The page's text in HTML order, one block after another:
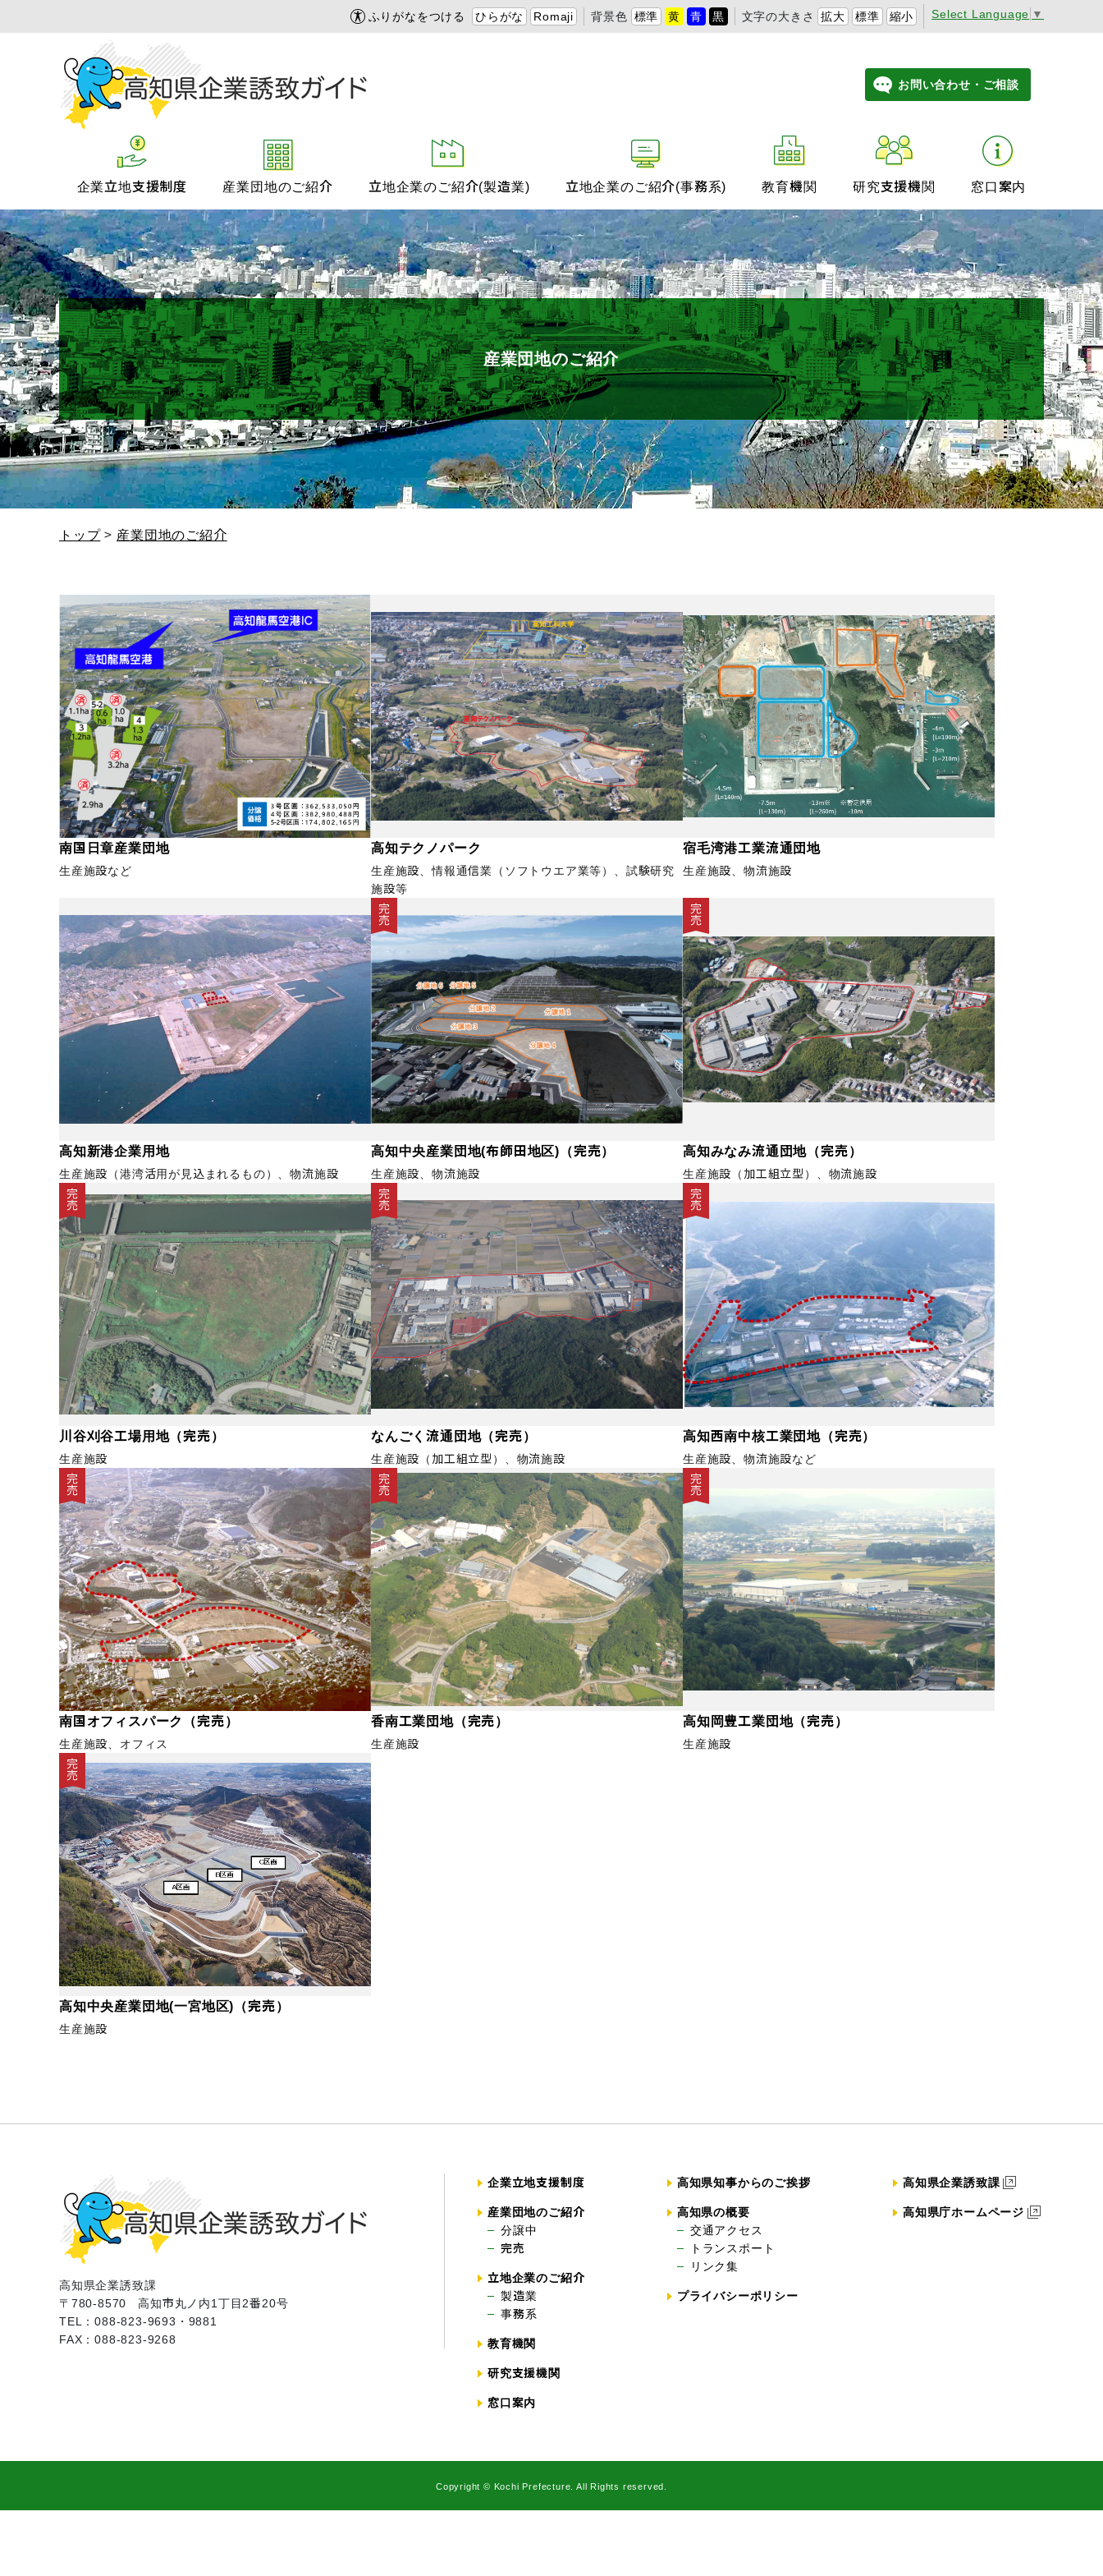
ふりがなをつける ひらがな Romaji 背景色 標準 黄 青 黒 文字の大きさ 拡大 標準 縮小 Select Language ▼
お問い合わせ・ご相談
企業立地支援制度 産業団地のご紹介 立地企業のご紹介(製造業) 立地企業のご紹介(事務系) 教育機関 研究支援機関 窓口案内
産業団地のご紹介
トップ 産業団地のご紹介
南国日章産業団地
生産施設など
高知テクノパーク
生産施設、情報通信業（ソフトウエア業等）、試験研究
施設等
宿毛湾港工業流通団地
生産施設、物流施設
高知新港企業用地
生産施設（港湾活用が見込まれるもの）、物流施設
高知中央産業団地(布師田地区)（完売）
生産施設、物流施設
高知みなみ流通団地（完売）
生産施設（加工組立型）、物流施設
川谷刈谷工場用地（完売）
完売
生産施設
なんごく流通団地（完売）
生産施設（加工組立型）、物流施設
高知西南中核工業団地（完売）
生産施設、物流施設など
南国オフィスパーク（完売）
完売
生産施設、オフィス
香南工業団地（完売）
完売
生産施設
高知岡豊工業団地（完売）
生産施設
高知中央産業団地(一宮地区)（完売）
完売
生産施設
高知県企業誘致課
〒780-8570
高知市丸ノ内1丁目2番20号
TEL：088-823-9693・9881
FAX：088-823-9268
企業立地支援制度
産業団地のご紹介
分譲中
完売
立地企業のご紹介
製造業
事務系
教育機関
研究支援機関
窓口案内
高知県知事からのご挨拶
高知県の概要
交通アクセス
トランスポート
リンク集
プライバシーポリシー
高知県企業誘致課
高知県庁ホームページ
Copyright © Kochi Prefecture. All Rights reserved.